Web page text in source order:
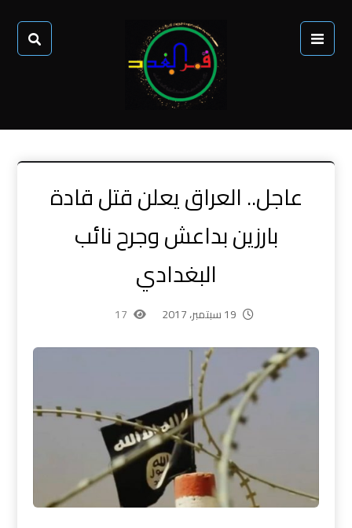
عاجل.. العراق يعلن قتل قادة
بارزين بداعش وجرح نائب
البغدادي
19 سبتمبر، 2017 17